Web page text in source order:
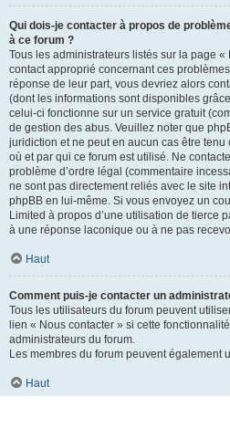
Qui dois-je contacter à propos de
à ce forum ?
Tous les administrateurs listés sur la page «
contact approprié concernant ces
réponse de leur part, vous devriez alors
(dont les informations sont disponibles
celui-ci fonctionne sur un service gratuit
de gestion des abus. Veuillez noter que
juridiction et ne peut en aucun cas être
où et par qui ce forum est utilisé. Ne
problème d’ordre légal (commentaire
ne sont pas directement reliés avec le site
phpBB en lui-même. Si vous envoyez un
Limited à propos d’une utilisation de tierce
à une réponse laconique ou à ne pas
Haut
Comment puis-je contacter un
Tous les utilisateurs du forum peuvent
lien « Nous contacter » si cette
administrateurs du forum.
Les membres du forum peuvent également
Haut